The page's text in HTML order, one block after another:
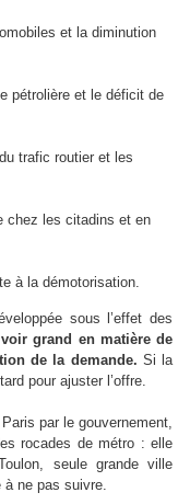
et la diminution
pétrolière et le déficit de
trafic routier et les
chez les citadins et en
à la démotorisation.
sous l’effet des
grand en matière de
de la demande. Si la
pour ajuster l’offre.
par le gouvernement,
rocades de métro : elle
seule grande ville
à ne pas suivre.